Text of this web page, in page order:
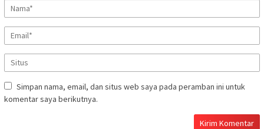
Simpan nama, email, dan situs web saya pada peramban ini untuk
komentar saya berikutnya.